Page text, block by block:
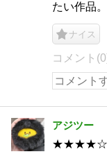
たい作品
ナイス
コメント
アジツー
★★★★☆ 旅